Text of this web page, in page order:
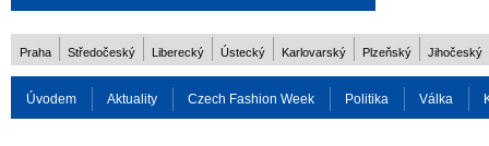
Praha Středočeský Liberecký Ústecký Karlovarský Plzeňský Jihočeský
Úvodem Aktuality Czech Fashion Week Politika Válka